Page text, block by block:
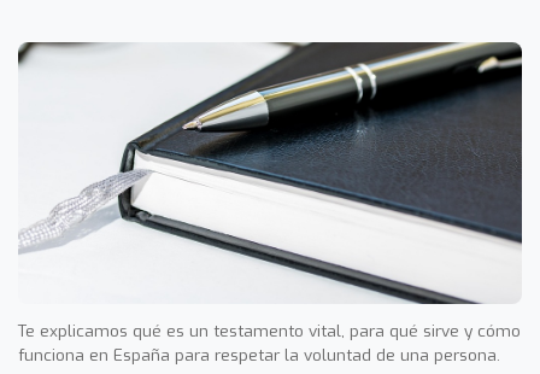
Te explicamos qué es un testamento vital, para qué sirve y cómo
funciona en España para respetar la voluntad de una persona.